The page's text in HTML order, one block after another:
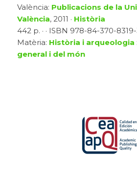
València: Publicacions de la
València, 2011 · Història
442 p. · · ISBN 978-84-370-8319-
Matèria: Història i arqueologia
general i del món